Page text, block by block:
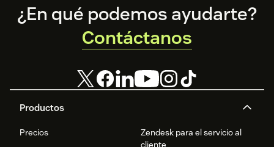
Browsers support
Google Chrome Desktop and mobile
Safari Desktop and mobile
Brave Desktop
Footer
Productos
Precios
Zendesk para el servicio al
cliente
¿En qué podemos ayudarte?
Contáctanos